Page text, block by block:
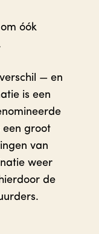
óók
— en
is een
een groot
van
weer
de